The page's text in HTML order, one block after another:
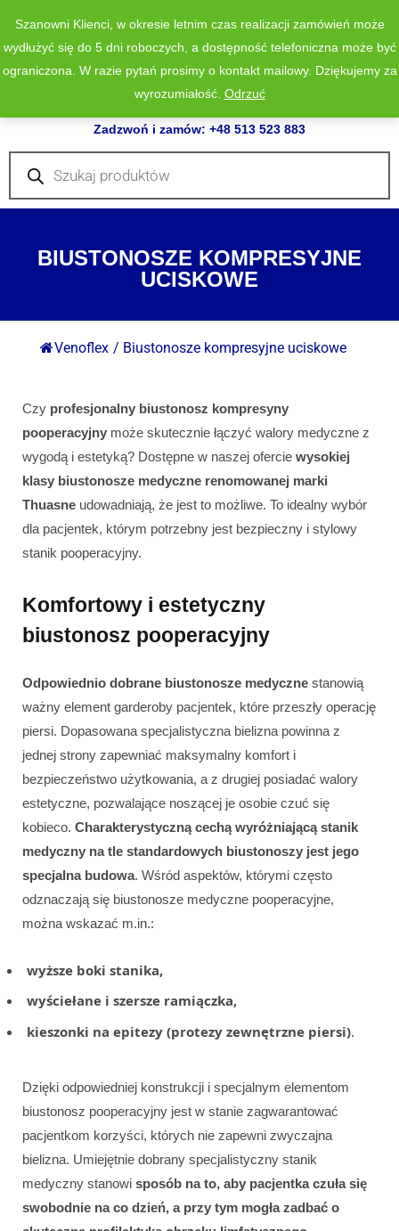
Zadzwoń i zamów: +48 513 523 883
Wyszukiwarka
produktów
BIUSTONOSZE KOMPRESYJNE
UCISKOWE
Venoflex / Biustonosze kompresyjne uciskowe
Czy profesjonalny biustonosz kompresyny
pooperacyjny może skutecznie łączyć walory medyczne z
wygodą i estetyką? Dostępne w naszej ofercie wysokiej
klasy biustonosze medyczne renomowanej marki
Thuasne udowadniają, że jest to możliwe. To idealny wybór
dla pacjentek, którym potrzebny jest bezpieczny i stylowy
stanik pooperacyjny.
Komfortowy i estetyczny
biustonosz pooperacyjny
Odpowiednio dobrane biustonosze medyczne stanowią
ważny element garderoby pacjentek, które przeszły operację
piersi. Dopasowana specjalistyczna bielizna powinna z
jednej strony zapewniać maksymalny komfort i
bezpieczeństwo użytkowania, a z drugiej posiadać walory
estetyczne, pozwalające noszącej je osobie czuć się
kobieco. Charakterystyczną cechą wyróżniającą stanik
medyczny na tle standardowych biustonoszy jest jego
specjalna budowa. Wśród aspektów, którymi często
odznaczają się biustonosze medyczne pooperacyjne,
można wskazać m.in.:
wyższe boki stanika,
wyściełane i szersze ramiączka,
kieszonki na epitezy (protezy zewnętrzne piersi).
Dzięki odpowiedniej konstrukcji i specjalnym elementom
biustonosz pooperacyjny jest w stanie zagwarantować
pacjentkom korzyści, których nie zapewni zwyczajna
bielizna. Umiejętnie dobrany specjalistyczny stanik
medyczny stanowi sposób na to, aby pacjentka czuła się
swobodnie na co dzień, a przy tym mogła zadbać o
Szanowni Klienci, w okresie letnim czas realizacji zamówień może
wydłużyć się do 5 dni roboczych, a dostępność telefoniczna może być
ograniczona. W razie pytań prosimy o kontakt mailowy. Dziękujemy za
wyrozumiałość. Odrzuć